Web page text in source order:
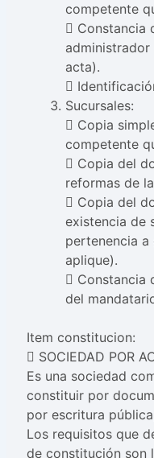
competente
 Constancia
administrador
acta).

Sucursales:
 Copia
competente
 Copia del
reformas de
 Copia del
existencia de
pertenencia a
aplique).
 Constancia
del
Item constitucion:
 SOCIEDAD POR
Es una sociedad
constituir por
por escritura
Los requisitos que
de constitución son